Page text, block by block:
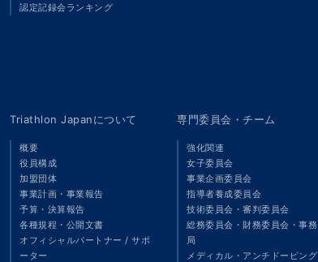
認定記録会ランキング
Triathlon Japanについて
概要
役員構成
加盟団体
事業計画・事業報告
予算・決算報告
各種規程・公開文書
オフィシャルパートナー / サポ
ーター
専門委員会・チーム
強化関連
女子委員会
事業企画委員会
指導者養成委員会
技術委員会・審判委員会
総務委員会・財務委員会・事務
局
メディカル・アンチドーピング